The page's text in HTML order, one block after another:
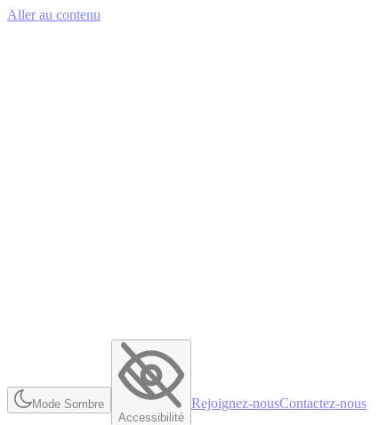
Aller au contenu
Mode Sombre
Accessibilité
Rejoignez-nousContactez-nous